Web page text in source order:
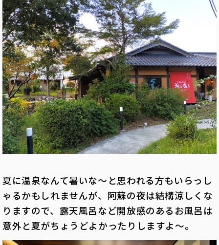
夏に温泉なんて暑いな～と思われる方もいらっし
ゃるかもしれませんが、阿蘇の夜は結構涼しくな
りますので、露天風呂など開放感のあるお風呂は
意外と夏がちょうどよかったりしますよ～。